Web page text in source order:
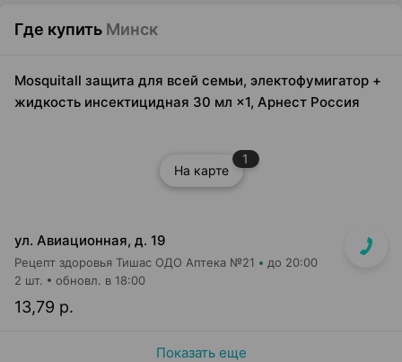
Где купить Минск
Mosquitall защита для всей семьи, электофумигатор +
жидкость инсектицидная 30 мл ×1, Арнест Россия
На карте
1
ул. Авиационная, д. 19
Рецепт здоровья Тишас ОДО Аптека №21 до 20:00
13,79 р.
2 шт. обновл. в 18:00
Показать еще